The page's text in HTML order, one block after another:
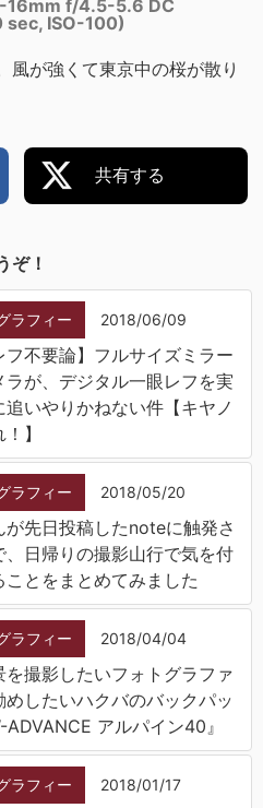
16mm f/4.5-5.6 DC
ISO-100)
風が強くて東京中の桜が散り
共有する
ぞ！
ラフィー 2018/06/09
フ不要論】フルサイズミラー
ラが、デジタル一眼レフを実
追いやりかねない件【キヤノ
】
ラフィー 2018/05/20
が先日投稿したnoteに触発さ
、日帰りの撮影山行で気を付
ことをまとめてみました
ラフィー 2018/04/04
を撮影したいフォトグラファ
めしたいハクバのバックパッ
ADVANCE アルパイン40』
ラフィー 2018/01/17